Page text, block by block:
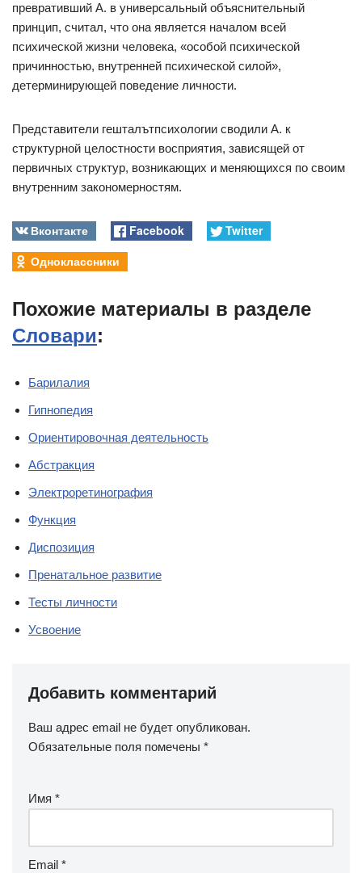
превративший А. в универсальный объяснительный
принцип, считал, что она является началом всей
психической жизни человека, «особой психической
причинностью, внутренней психической силой»,
детерминирующей поведение личности.
Представители гешталътпсихологии сводили А. к
структурной целостности восприятия, зависящей от
первичных структур, возникающих и меняющихся по своим
внутренним закономерностям.
Вконтакте Facebook
Twitter
Одноклассники
Похожие материалы в разделе
Словари:
Барилалия
Гипнопедия
Ориентировочная деятельность
Абстракция
Электроретинография
Функция
Диспозиция
Пренатальное развитие
Тесты личности
Усвоение
Добавить комментарий
Ваш адрес email не будет опубликован.
Обязательные поля помечены *
Имя *
Email *